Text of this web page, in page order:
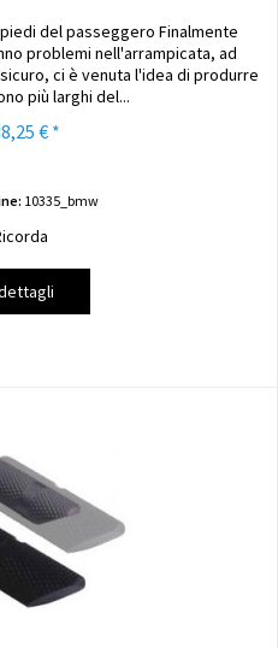
del passeggero Finalmente
problemi nell'arrampicata, ad
ci è venuta l'idea di produrre
più larghi del...
€ *
10335_bmw